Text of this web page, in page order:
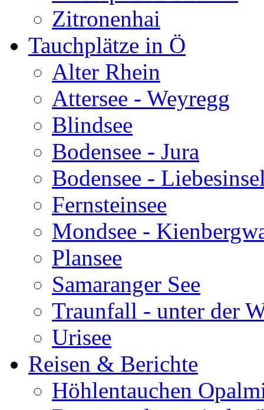
Zitronenhai
Tauchplätze in Ö
Alter Rhein
Attersee - Weyregg
Blindsee
Bodensee - Jura
Bodensee -
Fernsteinsee
Mondsee -
Plansee
Samaranger See
Traunfall - unter der
Urisee
Reisen & Berichte
Höhlentauchen